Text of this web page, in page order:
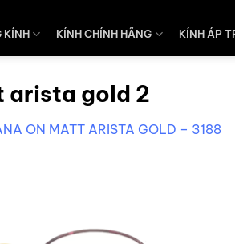
KÍNH KÍNH CHÍNH HÃNG KÍNH ÁP
arista gold 2
ON MATT ARISTA GOLD – 3188